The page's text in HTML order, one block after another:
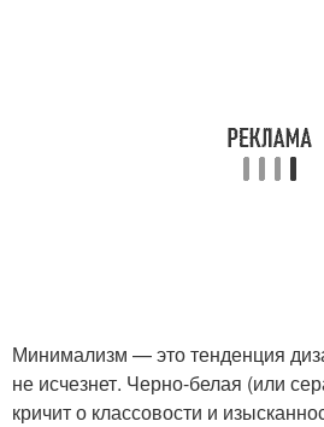
Минимализм — это тенденция
не исчезнет. Черно-белая (или
кричит о классовости и